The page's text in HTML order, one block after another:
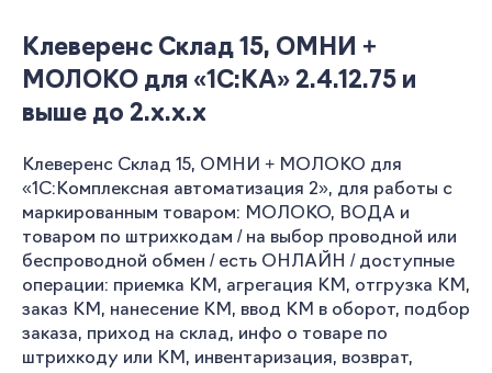
Клеверенс Склад 15, ОМНИ +
МОЛОКО для «1С:КА» 2.4.12.75 и
выше до 2.x.x.x
Клеверенс Склад 15, ОМНИ + МОЛОКО для
«1С:Комплексная автоматизация 2», для работы с
маркированным товаром: МОЛОКО, ВОДА и
товаром по штрихкодам / на выбор проводной или
беспроводной обмен / есть ОНЛАЙН / доступные
операции: приемка КМ, агрегация КМ, отгрузка КМ,
заказ КМ, нанесение КМ, ввод КМ в оборот, подбор
заказа, приход на склад, инфо о товаре по
штрихкоду или КМ, инвентаризация, возврат,